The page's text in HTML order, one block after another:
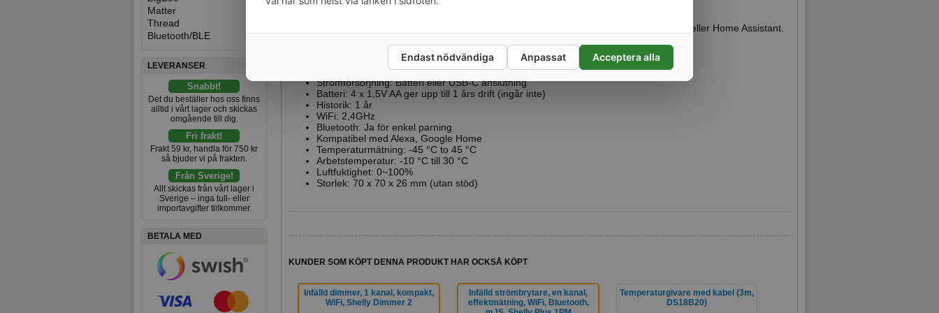
Matter
Thread
Bluetooth/BLE
LEVERANSER
Snabbt!
Det du beställer hos oss finns
alltid i vårt lager och skickas
omgående till dig.
Fri frakt!
Frakt 59 kr, handla för 750 kr
så bjuder vi på frakten.
Från Sverige!
Allt skickas från vårt lager i
Sverige – inga tull- eller
importavgifter tillkommer.
BETALA MED
Enheten kan stå på ett bord med medföljande stöd eller monteras på en vägg.
Kompatibel med Google Home och går att integrera med de flesta kontrollers, t.ex. Homey eller Home Assistant.
Strömförsörjning: Batteri eller USB-C anslutning
Batteri: 4 x 1,5V AA ger upp till 1 års drift (ingår inte)
Historik: 1 år
WiFi: 2,4GHz
Bluetooth: Ja för enkel parning
Kompatibel med Alexa, Google Home
Temperaturmätning: -45 °C to 45 °C
Arbetstemperatur: -10 °C till 30 °C
Luftfuktighet: 0~100%
Storlek: 70 x 70 x 26 mm (utan stöd)
KUNDER SOM KÖPT DENNA PRODUKT HAR OCKSÅ KÖPT
Infälld dimmer, 1 kanal, kompakt,
WiFi, Shelly Dimmer 2
Infälld strömbrytare, en kanal,
effektmätning, WiFi, Bluetooth,
Temperaturgivare med kabel (3m,
DS18B20)
Endast nödvändiga Anpassat Acceptera alla